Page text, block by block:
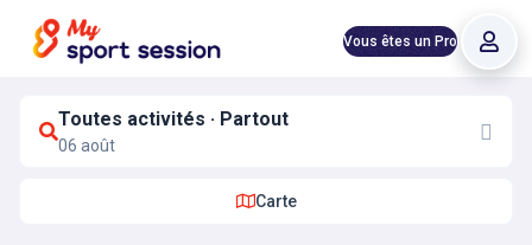
Vous êtes un Pro
Toutes activités · Partout
06 août
Carte